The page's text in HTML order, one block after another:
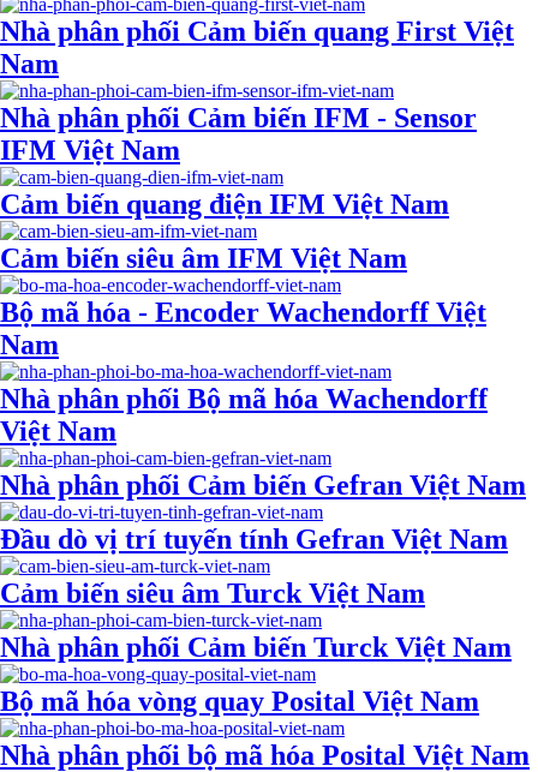
Nhà phân phối Cảm biến quang First Việt
Nam
Nhà phân phối Cảm biến IFM - Sensor
IFM Việt Nam
Cảm biến quang điện IFM Việt Nam
Cảm biến siêu âm IFM Việt Nam
Bộ mã hóa - Encoder Wachendorff Việt
Nam
Nhà phân phối Bộ mã hóa Wachendorff
Việt Nam
Nhà phân phối Cảm biến Gefran Việt Nam
Đầu dò vị trí tuyến tính Gefran Việt Nam
Cảm biến siêu âm Turck Việt Nam
Nhà phân phối Cảm biến Turck Việt Nam
Bộ mã hóa vòng quay Posital Việt Nam
Nhà phân phối bộ mã hóa Posital Việt Nam